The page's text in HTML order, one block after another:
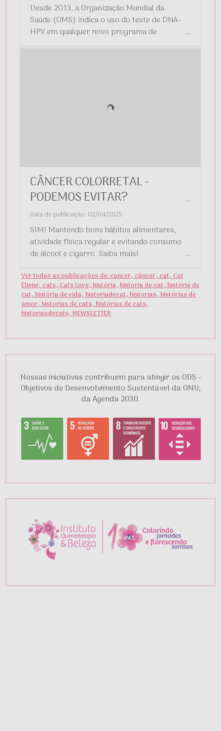
Desde 2013, a Organização Mundial da
Saúde (OMS) indica o uso do teste de DNA-
HPV em qualquer novo programa de
...
CÂNCER COLORRETAL -
PODEMOS EVITAR? ...
Data de publicação: 02/04/2025
SIM! Mantendo bons hábitos alimentares,
atividade física regular e evitando consumo
de álcool e cigarro. Saiba mais!
...
Ver todas as publicações de: cancer, câncer, cat, Cat
Eliene, cats, Cats Love, história, historia de cat, história de
cat, história de vida, historiadecat, historias, histórias de
amor, historias de cats, histórias de cats,
historiasdecats, NEWSLETTER
Nossas iniciativas contribuem para atingir os ODS -
Objetivos de Desenvolvimento Sustentável da ONU,
da Agenda 2030.